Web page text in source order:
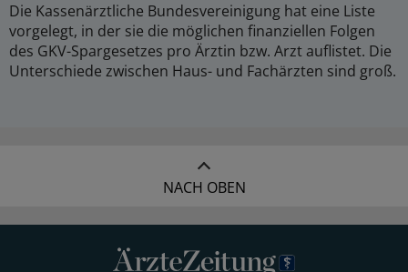
Die Kassenärztliche Bundesvereinigung hat eine Liste
vorgelegt, in der sie die möglichen finanziellen Folgen
des GKV-Spargesetzes pro Ärztin bzw. Arzt auflistet. Die
Unterschiede zwischen Haus- und Fachärzten sind groß.
NACH OBEN